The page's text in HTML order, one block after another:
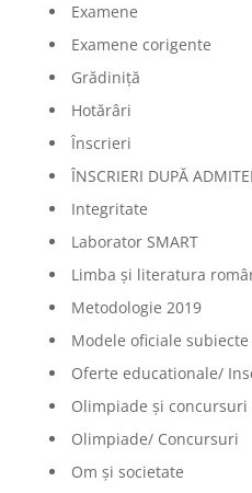
Examene
Examene corigente
Grădiniță
Hotărâri
Înscrieri
ÎNSCRIERI DUPĂ
Integritate
Laborator SMART
Limba şi literatura
Metodologie 2019
Modele oficiale subiecte
Oferte educationale/
Olimpiade şi concursuri
Olimpiade/ Concursuri
Om și societate